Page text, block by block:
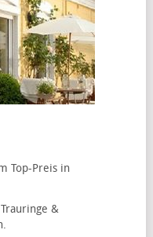
Top-Preis in
Trauringe &